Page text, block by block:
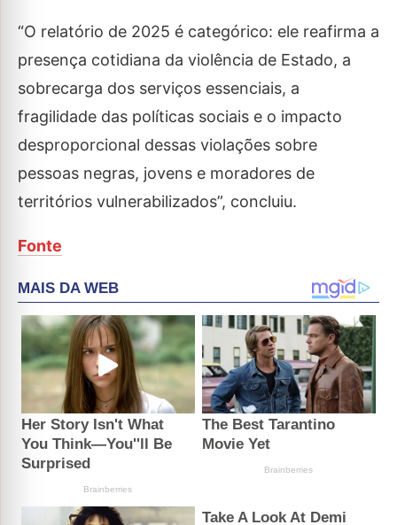
“O relatório de 2025 é categórico: ele reafirma a
presença cotidiana da violência de Estado, a
sobrecarga dos serviços essenciais, a
fragilidade das políticas sociais e o impacto
desproporcional dessas violações sobre
pessoas negras, jovens e moradores de
territórios vulnerabilizados”, concluiu.
Fonte